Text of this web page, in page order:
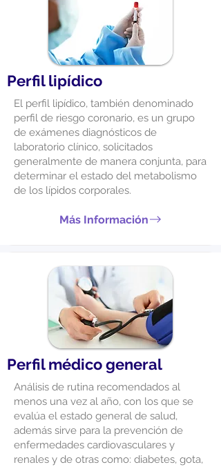
Perfil lipídico
El perfil lipídico, también denominado
perfil de riesgo coronario, es un grupo
de exámenes diagnósticos de
laboratorio clínico, solicitados
generalmente de manera conjunta, para
determinar el estado del metabolismo
de los lípidos corporales.
Más Información
Perfil médico general
Análisis de rutina recomendados al
menos una vez al año, con los que se
evalúa el estado general de salud,
además sirve para la prevención de
enfermedades cardiovasculares y
renales y de otras como: diabetes, gota,